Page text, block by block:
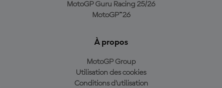
MotoGP Guru Racing 25/26
MotoGP™26
À propos
MotoGP Group
Utilisation des cookies
Conditions d'utilisation